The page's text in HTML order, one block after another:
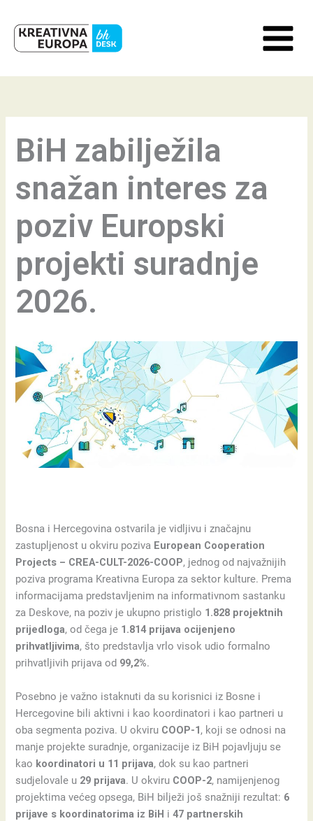
content
BiH zabilježila
snažan interes za
poziv Europski
projekti suradnje
2026.
Bosna i Hercegovina ostvarila je vidljivu i značajnu
zastupljenost u okviru poziva European Cooperation
Projects – CREA-CULT-2026-COOP, jednog od najvažnijih
poziva programa Kreativna Europa za sektor kulture. Prema
informacijama predstavljenim na informativnom sastanku
za Deskove, na poziv je ukupno pristiglo 1.828 projektnih
prijedloga, od čega je 1.814 prijava ocijenjeno
prihvatljivima, što predstavlja vrlo visok udio formalno
prihvatljivih prijava od 99,2%.
Posebno je važno istaknuti da su korisnici iz Bosne i
Hercegovine bili aktivni i kao koordinatori i kao partneri u
oba segmenta poziva. U okviru COOP-1, koji se odnosi na
manje projekte suradnje, organizacije iz BiH pojavljuju se
kao koordinatori u 11 prijava, dok su kao partneri
sudjelovale u 29 prijava. U okviru COOP-2, namijenjenog
projektima većeg opsega, BiH bilježi još snažniji rezultat: 6
prijave s koordinatorima iz BiH i47 partnerskih